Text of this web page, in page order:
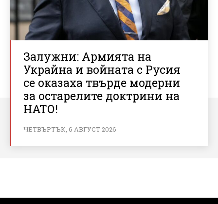
Залужни: Армията на
Украйна и войната с Русия
се оказаха твърде модерни
за остарелите доктрини на
НАТО!
ЧЕТВЪРТЪК, 6 АВГУСТ 2026